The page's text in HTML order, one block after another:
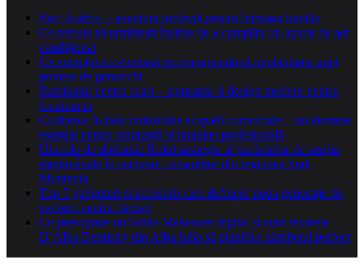
Parc Astérix – aventura perfectă pentru întreaga familie
Ce trebuie să urmărești înainte de a cumpăra un aparat de aer
condiționat
Ce exerciții accelerează recuperarea după implantarea unei
proteze de genunchi
Iluminatul pentru scari – siguranta si design modern pentru
locuinta ta
Curățenia în hale industriale și spații comerciale – un element
esențial pentru siguranță și imagine profesională
Dincolo de diplomă: Rolul strategic al pachetelor de sprijin
săptămânale în succesul cursanților din regiunea Sud-
Muntenia
Top 7 gadgeturi și accesorii care definesc noua generație de
cadouri pentru bărbați
Ce presupune un Smile Makeover digital și cum reușește
D’Alba Dentistry din Alba Iulia să planifice zâmbetul perfect